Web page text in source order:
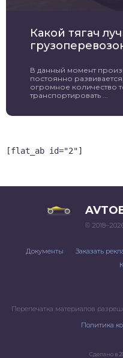
Какой тягач
В данный момент
постоянно
огромное количество
транспортировать ...
[flat_ab id="2"]
©
Документы Заказать
Перепечатка материалов
Политика
Сделано в